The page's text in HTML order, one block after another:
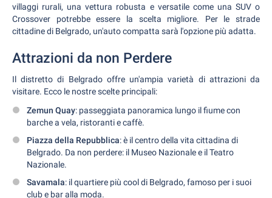
villaggi rurali, una vettura robusta e versatile come una SUV o
Crossover potrebbe essere la scelta migliore. Per le strade
cittadine di Belgrado, un'auto compatta sarà l'opzione più adatta.
Attrazioni da non Perdere
Il distretto di Belgrado offre un'ampia varietà di attrazioni da
visitare. Ecco le nostre scelte principali:
Zemun Quay: passeggiata panoramica lungo il fiume con
barche a vela, ristoranti e caffè.
Piazza della Repubblica: è il centro della vita cittadina di
Belgrado. Da non perdere: il Museo Nazionale e il Teatro
Nazionale.
Savamala: il quartiere più cool di Belgrado, famoso per i suoi
club e bar alla moda.